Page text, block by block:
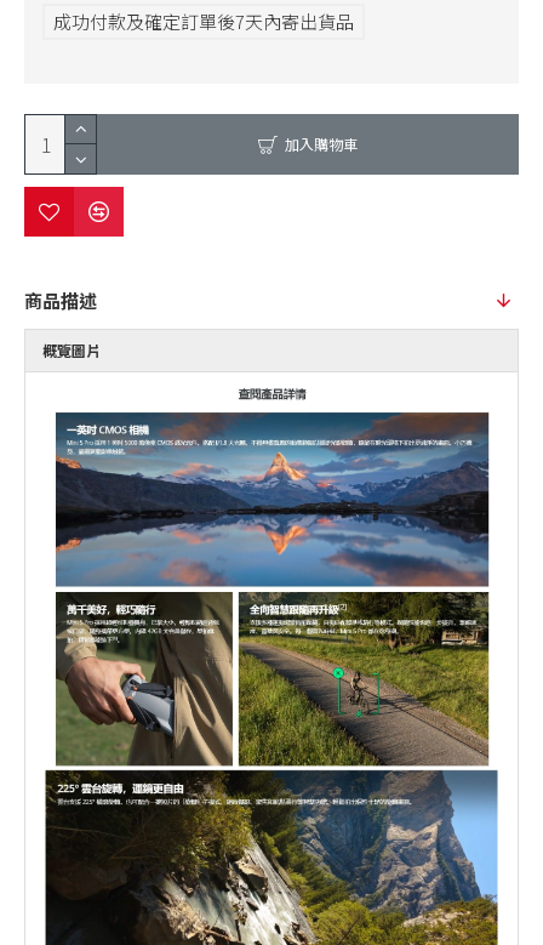
成功付款及確定訂單後7天內寄出貨品
加入購物車
商品描述
概覽圖片